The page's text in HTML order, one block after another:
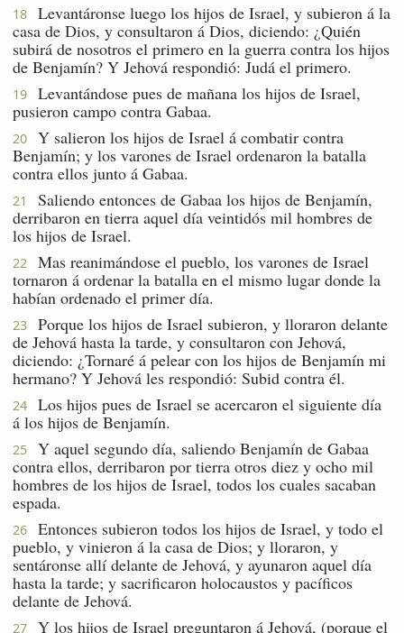
18
Levantáronse luego los hijos de Israel, y subieron á la
casa de Dios, y consultaron á Dios, diciendo: ¿Quién
subirá de nosotros el primero en la guerra contra los hijos
de Benjamín? Y Jehová respondió: Judá el primero.
19
Levantándose pues de mañana los hijos de Israel,
pusieron campo contra Gabaa.
20
Y salieron los hijos de Israel á combatir contra
Benjamín; y los varones de Israel ordenaron la batalla
contra ellos junto á Gabaa.
21
Saliendo entonces de Gabaa los hijos de Benjamín,
derribaron en tierra aquel día veintidós mil hombres de
los hijos de Israel.
22
Mas reanimándose el pueblo, los varones de Israel
tornaron á ordenar la batalla en el mismo lugar donde la
habían ordenado el primer día.
23
Porque los hijos de Israel subieron, y lloraron delante
de Jehová hasta la tarde, y consultaron con Jehová,
diciendo: ¿Tornaré á pelear con los hijos de Benjamín mi
hermano? Y Jehová les respondió: Subid contra él.
24
Los hijos pues de Israel se acercaron el siguiente día
á los hijos de Benjamín.
25
Y aquel segundo día, saliendo Benjamín de Gabaa
contra ellos, derribaron por tierra otros diez y ocho mil
hombres de los hijos de Israel, todos los cuales sacaban
espada.
26
Entonces subieron todos los hijos de Israel, y todo el
pueblo, y vinieron á la casa de Dios; y lloraron, y
sentáronse allí delante de Jehová, y ayunaron aquel día
hasta la tarde; y sacrificaron holocaustos y pacíficos
delante de Jehová.
27 Y los hijos de Israel preguntaron á Jehová, (porque el